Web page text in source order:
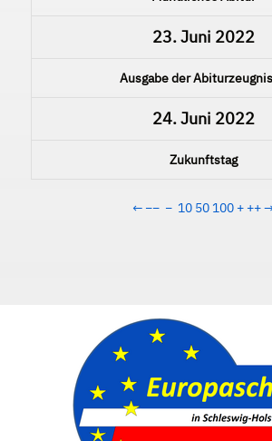
23. Juni 2022
Ausgabe der
24. Juni 2022
Zukunftstag
← −− − 10 50 100 + ++